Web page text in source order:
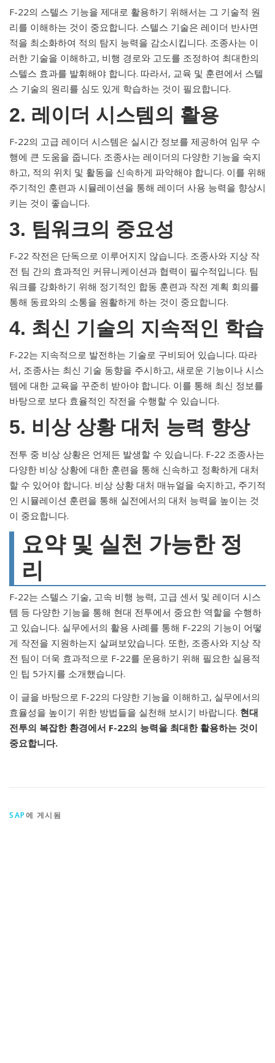
F-22의 스텔스 기능을 제대로 활용하기 위해서는 그 기술적 원
리를 이해하는 것이 중요합니다. 스텔스 기술은 레이더 반사면
적을 최소화하여 적의 탐지 능력을 감소시킵니다. 조종사는 이
러한 기술을 이해하고, 비행 경로와 고도를 조정하여 최대한의
스텔스 효과를 발휘해야 합니다. 따라서, 교육 및 훈련에서 스텔
스 기술의 원리를 심도 있게 학습하는 것이 필요합니다.
2. 레이더 시스템의 활용
F-22의 고급 레이더 시스템은 실시간 정보를 제공하여 임무 수
행에 큰 도움을 줍니다. 조종사는 레이더의 다양한 기능을 숙지
하고, 적의 위치 및 활동을 신속하게 파악해야 합니다. 이를 위해
주기적인 훈련과 시뮬레이션을 통해 레이더 사용 능력을 향상시
키는 것이 좋습니다.
3. 팀워크의 중요성
F-22 작전은 단독으로 이루어지지 않습니다. 조종사와 지상 작
전 팀 간의 효과적인 커뮤니케이션과 협력이 필수적입니다. 팀
워크를 강화하기 위해 정기적인 합동 훈련과 작전 계획 회의를
통해 동료와의 소통을 원활하게 하는 것이 중요합니다.
4. 최신 기술의 지속적인 학습
F-22는 지속적으로 발전하는 기술로 구비되어 있습니다. 따라
서, 조종사는 최신 기술 동향을 주시하고, 새로운 기능이나 시스
템에 대한 교육을 꾸준히 받아야 합니다. 이를 통해 최신 정보를
바탕으로 보다 효율적인 작전을 수행할 수 있습니다.
5. 비상 상황 대처 능력 향상
전투 중 비상 상황은 언제든 발생할 수 있습니다. F-22 조종사는
다양한 비상 상황에 대한 훈련을 통해 신속하고 정확하게 대처
할 수 있어야 합니다. 비상 상황 대처 매뉴얼을 숙지하고, 주기적
인 시뮬레이션 훈련을 통해 실전에서의 대처 능력을 높이는 것
이 중요합니다.
요약 및 실천 가능한 정
리
F-22는 스텔스 기술, 고속 비행 능력, 고급 센서 및 레이더 시스
템 등 다양한 기능을 통해 현대 전투에서 중요한 역할을 수행하
고 있습니다. 실무에서의 활용 사례를 통해 F-22의 기능이 어떻
게 작전을 지원하는지 살펴보았습니다. 또한, 조종사와 지상 작
전 팀이 더욱 효과적으로 F-22를 운용하기 위해 필요한 실용적
인 팁 5가지를 소개했습니다.
이 글을 바탕으로 F-22의 다양한 기능을 이해하고, 실무에서의
효율성을 높이기 위한 방법들을 실천해 보시기 바랍니다. 현대
전투의 복잡한 환경에서 F-22의 능력을 최대한 활용하는 것이
중요합니다.
SAP에 게시됨